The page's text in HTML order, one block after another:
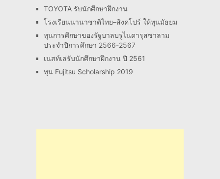
TOYOTA รับนักศึกษาฝึกงาน
โรงเรียนนานาชาติไทย–สิงคโปร์ ให้ทุนมัธยม
ทุนการศึกษาของรัฐบาลบรูไนดารุสซาลาม
ประจำปีการศึกษา 2566-2567
เนสท์เล่รับนักศึกษาฝึกงาน ปี 2561
ทุน Fujitsu Scholarship 2019